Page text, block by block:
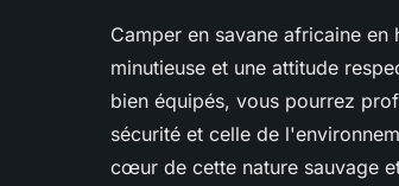
Camper en savane africaine
minutieuse et une attitude
bien équipés, vous pourrez
sécurité et celle de
cœur de cette nature sauvage